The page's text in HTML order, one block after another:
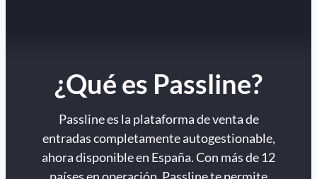
¿Qué es Passline?
Passline es la plataforma de venta de
entradas completamente autogestionable,
ahora disponible en España. Con más de 12